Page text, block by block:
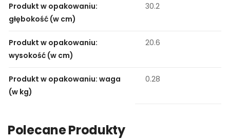
Produkt w opakowaniu:
głębokość (w cm)
30.2
Produkt w opakowaniu:
wysokość (w cm)
20.6
Produkt w opakowaniu: waga
(w kg)
0.28
Polecane Produkty